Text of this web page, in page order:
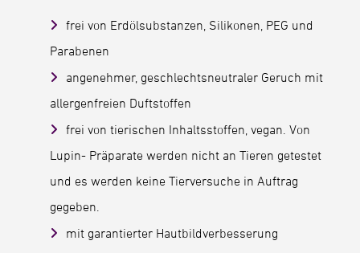
frei von Erdölsubstanzen, Silikonen, PEG und
Parabenen
angenehmer, geschlechtsneutraler Geruch mit
allergenfreien Duftstoffen
frei von tierischen Inhaltsstoffen, vegan. Von
Lupin- Präparate werden nicht an Tieren getestet
und es werden keine Tierversuche in Auftrag
gegeben.
mit garantierter Hautbildverbesserung